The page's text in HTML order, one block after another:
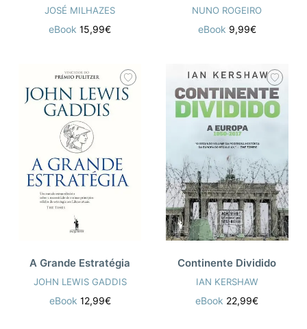
JOSÉ MILHAZES
eBook15,99€
NUNO ROGEIRO
eBook 9,99€
A Grande Estratégia
JOHN LEWIS GADDIS
eBook 12,99€
Continente Dividido
IAN KERSHAW
eBook 22,99€